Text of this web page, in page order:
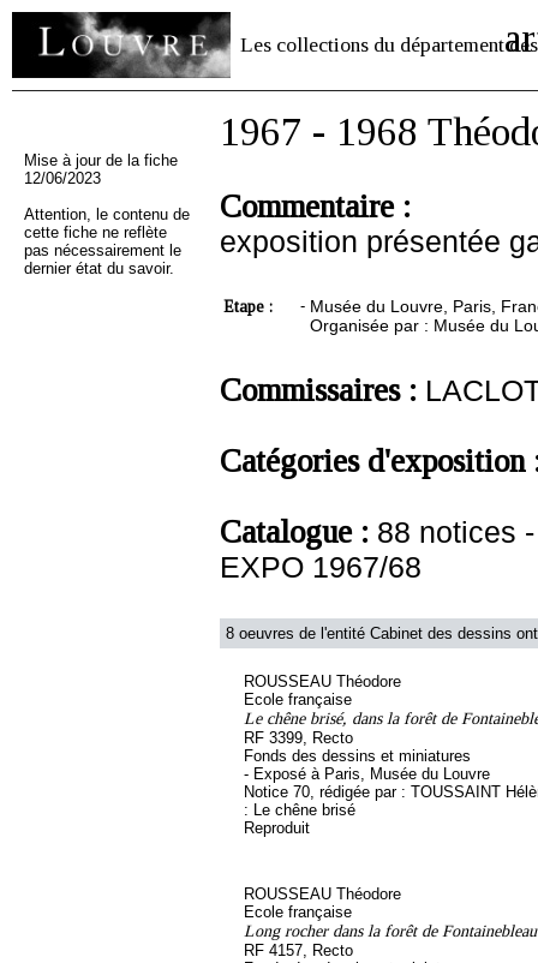
Les collections du département des
Mise à jour de la fiche
12/06/2023
Attention, le contenu de
cette fiche ne reflète
pas nécessairement le
dernier état du savoir.
1967 - 1968
Commentaire :
exposition présentée
Etape : - Musée du Louvre, Paris,
Organisée par : Musée du
Commissaires :
Catégories
Catalogue : 88 notices
EXPO 1967/68
8 oeuvres de l'entité Cabinet des dessins
ROUSSEAU Théodore
Ecole française
Le chêne brisé, dans la forêt de
RF 3399, Recto
Fonds des dessins et miniatures
- Exposé à Paris, Musée du Louvre
Notice 70, rédigée par : TOUSSAINT
: Le chêne brisé
Reproduit
ROUSSEAU Théodore
Ecole française
Long rocher dans la forêt de Fontainebleau
RF 4157, Recto